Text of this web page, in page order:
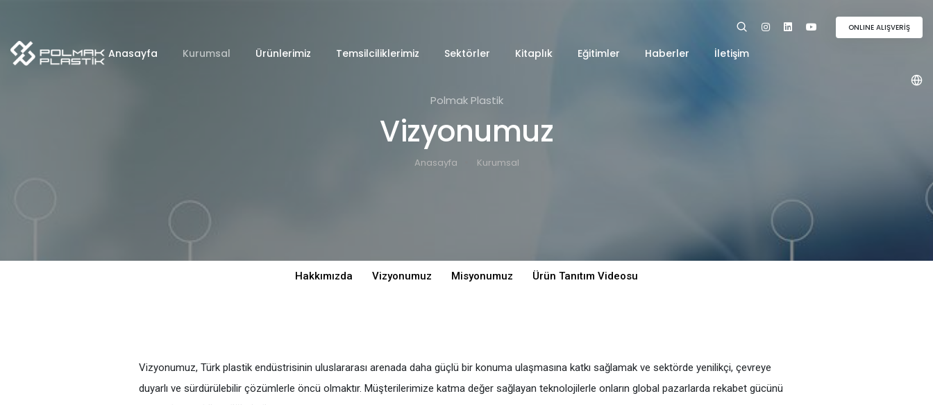
Anasayfa Kurumsal Ürünlerimiz Temsilciliklerimiz Sektörler Kitaplık Eğitimler Haberler İletişim
ONLINE ALIŞVERİŞ
Polmak Plastik
Vizyonumuz
Anasayfa Kurumsal
Hakkımızda Vizyonumuz Misyonumuz Ürün Tanıtım Videosu
Vizyonumuz, Türk plastik endüstrisinin uluslararası arenada daha güçlü bir konuma ulaşmasına katkı sağlamak ve sektörde yenilikçi, çevreye
duyarlı ve sürdürülebilir çözümlerle öncü olmaktır. Müşterilerimize katma değer sağlayan teknolojilerle onların global pazarlarda rekabet gücünü